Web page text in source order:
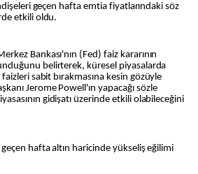
geçen hafta emtia fiyatlarındaki söz
etkili oldu.
Bankası'nın (Fed) faiz kararının
belirterek, küresel piyasalarda
sabit bırakmasına kesin gözüyle
Jerome Powell'ın yapacağı sözle
gidişatı üzerinde etkili olabileceğini
hafta altın haricinde yükseliş eğilimi